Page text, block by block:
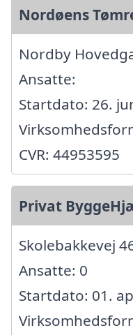
Nordøens
Nordby
Ansatte:
Startdato: 26.
CVR: 44953595
Privat
Skolebakkevej
Ansatte: 0
Startdato: 01.